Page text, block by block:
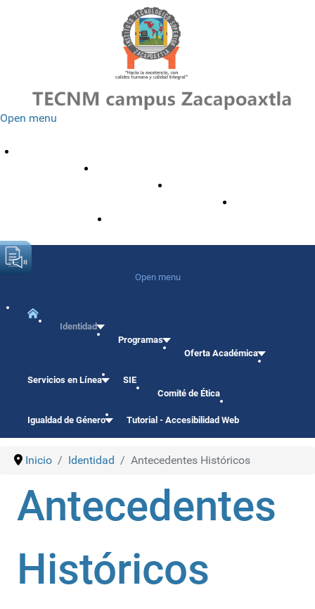
Open menu
Egresados(as)
≡
Open menu
Identidad
Programas
Oferta Académica
Servicios en Línea
SIE
Comité de Ética
Igualdad de Género Tutorial - Accesibilidad Web
Inicio Identidad Antecedentes Históricos
Antecedentes
Históricos